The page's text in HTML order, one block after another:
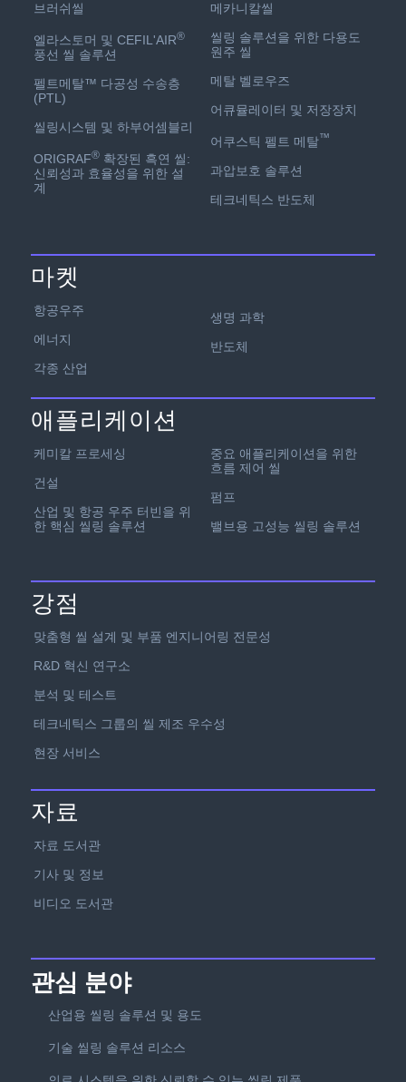
브러쉬씰
엘라스토머 및 CEFIL'AIR®
풍선 씰 솔루션
펠트메탈™ 다공성 수송층
(PTL)
씰링시스템 및 하부어셈블리
ORIGRAF®확장된 흑연 씰:
신뢰성과 효율성을 위한 설
계
메카니칼씰
씰링 솔루션을 위한 다용도
원주 씰
메탈 벨로우즈
어큐뮬레이터 및 저장장치
어쿠스틱 펠트 메탈™
과압보호 솔루션
테크네틱스 반도체
마켓
항공우주
에너지
각종 산업
생명 과학
반도체
애플리케이션
케미칼 프로세싱
건설
산업 및 항공 우주 터빈을 위
한 핵심 씰링 솔루션
중요 애플리케이션을 위한
흐름 제어 씰
펌프
밸브용 고성능 씰링 솔루션
강점
맞춤형 씰 설계 및 부품 엔지니어링 전문성
R&D 혁신 연구소
분석 및 테스트
테크네틱스 그룹의 씰 제조 우수성
현장 서비스
자료
자료 도서관
기사 및 정보
비디오 도서관
관심 분야
산업용 씰링 솔루션 및 용도
기술 씰링 솔루션 리소스